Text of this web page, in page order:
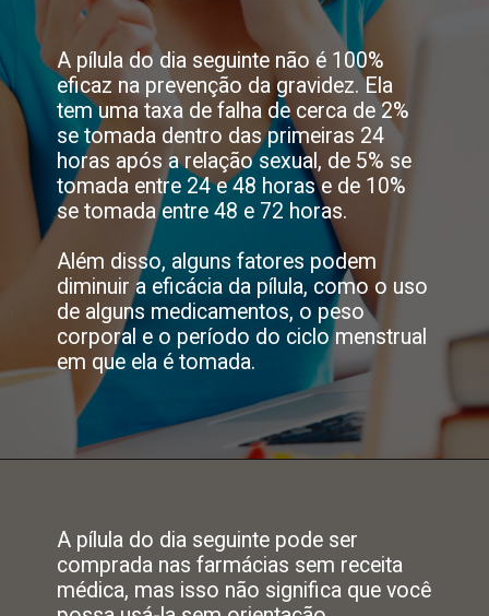
A pílula do dia seguinte não é 100%
eficaz na prevenção da gravidez. Ela
tem uma taxa de falha de cerca de 2%
se tomada dentro das primeiras 24
horas após a relação sexual, de 5% se
tomada entre 24 e 48 horas e de 10%
se tomada entre 48 e 72 horas.
Além disso, alguns fatores podem
diminuir a eficácia da pílula, como o uso
de alguns medicamentos, o peso
corporal e o período do ciclo menstrual
em que ela é tomada.
A pílula do dia seguinte pode ser
comprada nas farmácias sem receita
médica, mas isso não significa que você